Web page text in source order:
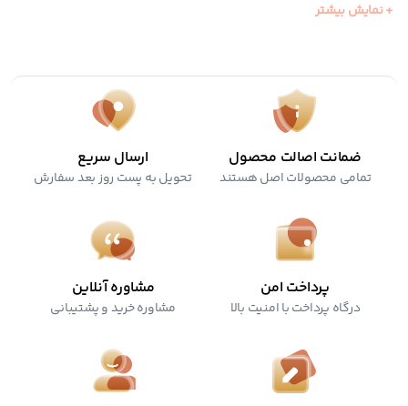
کمک به درمان انواع جوش
+ نمایش بیشتر
ضمانت اصالت محصول
تمامی محصولات اصل هستند
ارسال سریع
تحویل به پست روز بعد سفارش
پرداخت امن
درگاه پرداخت با امنیت بالا
مشاوره آنلاین
مشاوره خرید و پشتیبانی